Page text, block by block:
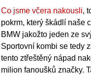
Co jsme včera nakousli,
pokrm, který škádlí naše
BMW jakožto jeden ze
Sportovní kombi se tedy
tento ztřeštěný nápad
milion fanoušků značky.